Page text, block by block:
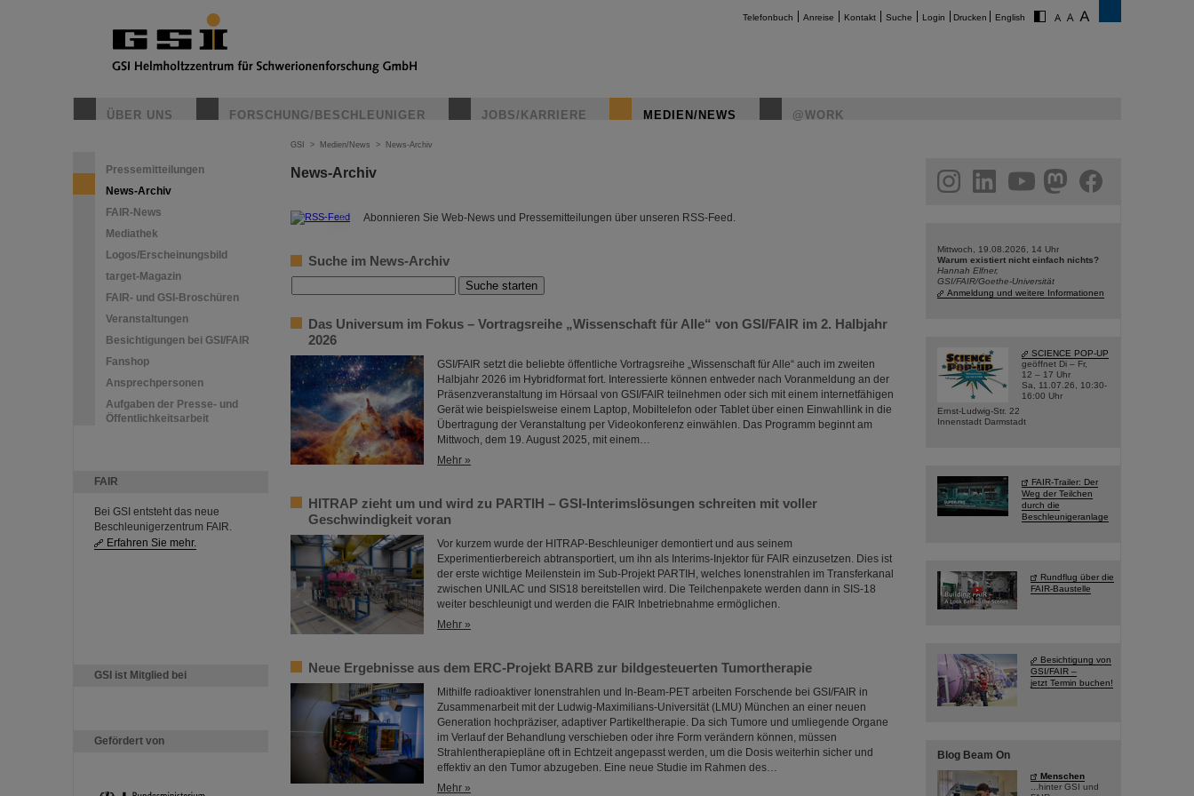
Telefonbuch Anreise Kontakt Suche Login Drucken English
ÜBER UNS FORSCHUNG/BESCHLEUNIGER JOBS/KARRIERE MEDIEN/NEWS @WORK
Pressemitteilungen
News-Archiv
FAIR-News
Mediathek
Logos/Erscheinungsbild
target-Magazin
FAIR- und GSI-Broschüren
Veranstaltungen
Besichtigungen bei GSI/FAIR
Fanshop
Ansprechpersonen
Aufgaben der Presse- und
Öffentlichkeitsarbeit
FAIR
Bei GSI entsteht das neue
Beschleunigerzentrum FAIR.
Erfahren Sie mehr.
GSI ist Mitglied bei
Gefördert von
GSI > Medien/News > News-Archiv
News-Archiv
© Abonnieren Sie Web-News und Pressemitteilungen über unseren RSS-Feed.
Suche im News-Archiv
Das Universum im Fokus – Vortragsreihe „Wissenschaft für Alle“ von GSI/FAIR im 2. Halbjahr
2026
GSI/FAIR setzt die beliebte öffentliche Vortragsreihe „Wissenschaft für Alle“ auch im zweiten
Halbjahr 2026 im Hybridformat fort. Interessierte können entweder nach Voranmeldung an der
Präsenzveranstaltung im Hörsaal von GSI/FAIR teilnehmen oder sich mit einem internetfähigen
Gerät wie beispielsweise einem Laptop, Mobiltelefon oder Tablet über einen Einwahllink in die
Übertragung der Veranstaltung per Videokonferenz einwählen. Das Programm beginnt am
Mittwoch, dem 19. August 2025, mit einem…
Mehr »
HITRAP zieht um und wird zu PARTIH – GSI-Interimslösungen schreiten mit voller
Geschwindigkeit voran
Vor kurzem wurde der HITRAP-Beschleuniger demontiert und aus seinem
Experimentierbereich abtransportiert, um ihn als Interims-Injektor für FAIR einzusetzen. Dies ist
der erste wichtige Meilenstein im Sub-Projekt PARTIH, welches Ionenstrahlen im Transferkanal
zwischen UNILAC und SIS18 bereitstellen wird. Die Teilchenpakete werden dann in SIS-18
weiter beschleunigt und werden die FAIR Inbetriebnahme ermöglichen.
Mehr »
Neue Ergebnisse aus dem ERC-Projekt BARB zur bildgesteuerten Tumortherapie
Mithilfe radioaktiver Ionenstrahlen und In-Beam-PET arbeiten Forschende bei GSI/FAIR in
Zusammenarbeit mit der Ludwig-Maximilians-Universität (LMU) München an einer neuen
Generation hochpräziser, adaptiver Partikeltherapie. Da sich Tumore und umliegende Organe
im Verlauf der Behandlung verschieben oder ihre Form verändern können, müssen
Strahlentherapiepläne oft in Echtzeit angepasst werden, um die Dosis weiterhin sicher und
effektiv an den Tumor abzugeben. Eine neue Studie im Rahmen des…
Mehr »
facebook
Mittwoch, 19.08.2026, 14 Uhr
Warum existiert nicht einfach nichts?
Hannah Elfner,
GSI/FAIR/Goethe-Universität
Anmeldung und weitere Informationen
SCIENCE POP-UP
geöffnet Di – Fr,
12 – 17 Uhr
Sa, 11.07.26, 10:30-
16:00 Uhr
Ernst-Ludwig-Str. 22
Innenstadt Darmstadt
FAIR-Trailer: Der
Weg der Teilchen
durch die
Beschleunigeranlage
Rundflug über die
FAIR-Baustelle
Besichtigung von
GSI/FAIR –
jetzt Termin buchen!
Blog Beam On
Menschen
...hinter GSI und